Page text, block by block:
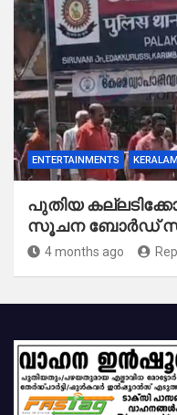
ENTERTAINMENTS KERALAM
പുതിയ
സൂചന ബോർഡ്
4 months ago